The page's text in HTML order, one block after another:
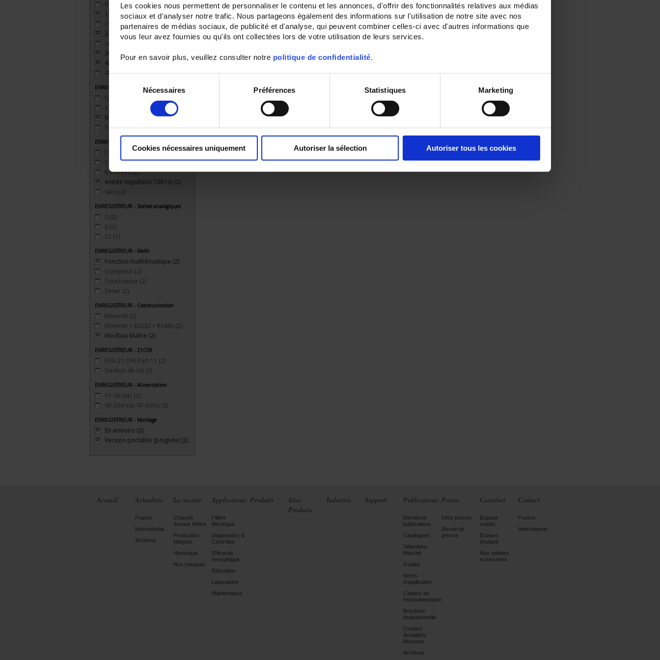
Les cookies nous permettent de personnaliser le contenu et les annonces, d'offrir des fonctionnalités relatives aux médias
sociaux et d'analyser notre trafic. Nous partageons également des informations sur l'utilisation de notre site avec nos
partenaires de médias sociaux, de publicité et d'analyse, qui peuvent combiner celles-ci avec d'autres informations que
vous leur avez fournies ou qu'ils ont collectées lors de votre utilisation de leurs services.
Pour en savoir plus, veuillez consulter notre politique de confidentialité.
du
consentement
Nécessaires Préférences Statistiques Marketing
Cookies nécessaires uniquement Autoriser la sélection Autoriser tous les cookies
6
12
18
24
30
36
42
48(1)
ENREGISTREUR - Sorties relais
Sans
12 sorties
6 sorties
3 sorties(2)
ENREGISTREUR - Entrées Logiques
18 entrées(1)
12 entrées(2)
6 entrées(2)
entrée impulsion 100 Hz (2)
Sans (2)
ENREGISTREUR - Sorties analogiques
0 (2)
6 (2)
12 (1)
ENREGISTREUR - Math
Fonction mathématique (2)
Compteur (2)
Totalisateur (2)
Timer (2)
ENREGISTREUR - Communication
Ethernet (2)
Ethernet + RS232 + RS485 (2)
Modbus Maître (2)
ENREGISTREUR - 21CFR
FDA 21 CFR Part 11 (2)
Gestion de lot (2)
ENREGISTREUR - Alimentation
11-36 Vdc (2)
90-264 Vac 47-63Hz (2)
ENREGISTREUR - Montage
En armoire (2)
Version portable (poignée) (2)
Accueil Actualités
France
International
Archives
La société
Chauvin
Arnoux Metrix
Production
intégrée
Historique
Nos marques
Applications
Filière
électrique
Diagnostics &
Contrôles
Efficacité
énergétique
Education
Laboratoire
Maintenance
Produits
Sites
Produits
Industrie Support Publications
Dernières
publications
Catalogues
Sélections
Marché
Guides
Notes
d'application
Cahiers de
l'instrumentation
Brochure
institutionnelle
Contact
Actualités
Mesures
Archives
Presse
Infos presse
Revue de
presse
Carrières
Espace
emploi
Espace
étudiant
Nos métiers
et fonctions
Contact
France
International